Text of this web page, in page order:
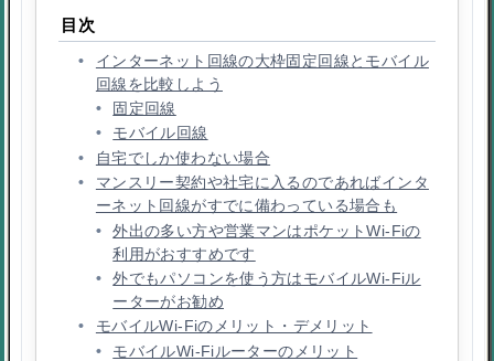
目次
インターネット回線の大枠固定回線とモバイル
回線を比較しよう
固定回線
モバイル回線
自宅でしか使わない場合
マンスリー契約や社宅に入るのであればインタ
ーネット回線がすでに備わっている場合も
外出の多い方や営業マンはポケットWi-Fiの
利用がおすすめです
外でもパソコンを使う方はモバイルWi-Fiル
ーターがお勧め
モバイルWi-Fiのメリット・デメリット
モバイルWi-Fiルーターのメリット